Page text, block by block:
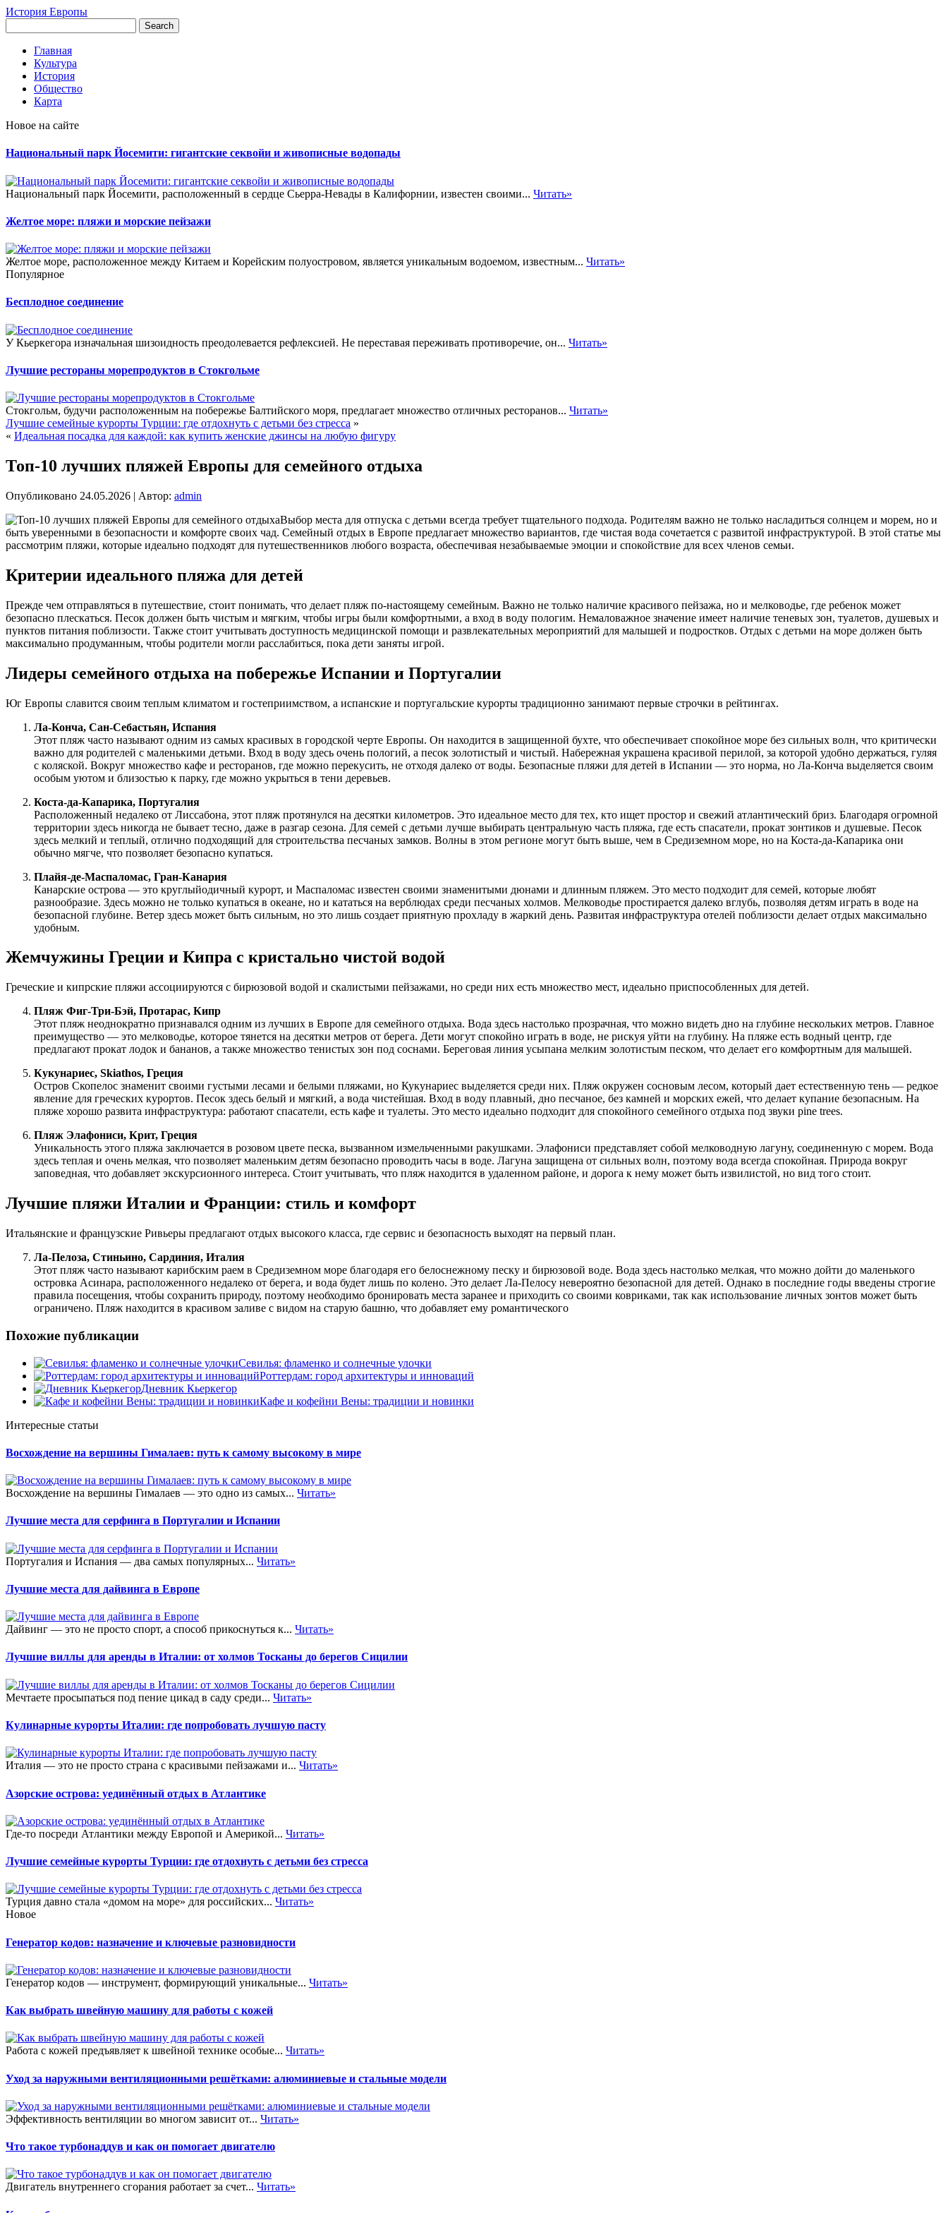
История Европы
Главная
Культура
История
Общество
Карта
Новое на сайте
Национальный парк Йосемити: гигантские секвойи и живописные водопады
Национальный парк Йосемити, расположенный в сердце Сьерра-Невады в Калифорнии, известен своими... Читать»
Желтое море: пляжи и морские пейзажи
Желтое море, расположенное между Китаем и Корейским полуостровом, является уникальным водоемом, известным... Читать»
Популярное
Бесплодное соединение
У Кьеркегора изначальная шизоидность преодолевается рефлексией. Не переставая переживать противоречие, он... Читать»
Лучшие рестораны морепродуктов в Стокгольме
Стокгольм, будучи расположенным на побережье Балтийского моря, предлагает множество отличных ресторанов... Читать»
Лучшие семейные курорты Турции: где отдохнуть с детьми без стресса »
« Идеальная посадка для каждой: как купить женские джинсы на любую фигуру
Топ-10 лучших пляжей Европы для семейного отдыха
Опубликовано 24.05.2026 | Автор: admin
Выбор места для отпуска с детьми всегда требует тщательного подхода. Родителям важно не только насладиться солнцем и морем, но и
быть уверенными в безопасности и комфорте своих чад. Семейный отдых в Европе предлагает множество вариантов, где чистая вода сочетается с развитой инфраструктурой. В этой статье мы
рассмотрим пляжи, которые идеально подходят для путешественников любого возраста, обеспечивая незабываемые эмоции и спокойствие для всех членов семьи.
Критерии идеального пляжа для детей
Прежде чем отправляться в путешествие, стоит понимать, что делает пляж по-настоящему семейным. Важно не только наличие красивого пейзажа, но и мелководье, где ребенок может
безопасно плескаться. Песок должен быть чистым и мягким, чтобы игры были комфортными, а вход в воду пологим. Немаловажное значение имеет наличие теневых зон, туалетов, душевых и
пунктов питания поблизости. Также стоит учитывать доступность медицинской помощи и развлекательных мероприятий для малышей и подростков. Отдых с детьми на море должен быть
максимально продуманным, чтобы родители могли расслабиться, пока дети заняты игрой.
Лидеры семейного отдыха на побережье Испании и Португалии
Юг Европы славится своим теплым климатом и гостеприимством, а испанские и португальские курорты традиционно занимают первые строчки в рейтингах.
Ла-Конча, Сан-Себастьян, Испания
Этот пляж часто называют одним из самых красивых в городской черте Европы. Он находится в защищенной бухте, что обеспечивает спокойное море без сильных волн, что критически
важно для родителей с маленькими детьми. Вход в воду здесь очень пологий, а песок золотистый и чистый. Набережная украшена красивой перилой, за которой удобно держаться, гуляя
с коляской. Вокруг множество кафе и ресторанов, где можно перекусить, не отходя далеко от воды. Безопасные пляжи для детей в Испании — это норма, но Ла-Конча выделяется своим
особым уютом и близостью к парку, где можно укрыться в тени деревьев.
Коста-да-Капарика, Португалия
Расположенный недалеко от Лиссабона, этот пляж протянулся на десятки километров. Это идеальное место для тех, кто ищет простор и свежий атлантический бриз. Благодаря огромной
территории здесь никогда не бывает тесно, даже в разгар сезона. Для семей с детьми лучше выбирать центральную часть пляжа, где есть спасатели, прокат зонтиков и душевые. Песок
здесь мелкий и теплый, отлично подходящий для строительства песчаных замков. Волны в этом регионе могут быть выше, чем в Средиземном море, но на Коста-да-Капарика они
обычно мягче, что позволяет безопасно купаться.
Плайя-де-Маспаломас, Гран-Канария
Канарские острова — это круглыйодичный курорт, и Маспаломас известен своими знаменитыми дюнами и длинным пляжем. Это место подходит для семей, которые любят
разнообразие. Здесь можно не только купаться в океане, но и кататься на верблюдах среди песчаных холмов. Мелководье простирается далеко вглубь, позволяя детям играть в воде на
безопасной глубине. Ветер здесь может быть сильным, но это лишь создает приятную прохладу в жаркий день. Развитая инфраструктура отелей поблизости делает отдых максимально
удобным.
Жемчужины Греции и Кипра с кристально чистой водой
Греческие и кипрские пляжи ассоциируются с бирюзовой водой и скалистыми пейзажами, но среди них есть множество мест, идеально приспособленных для детей.
Пляж Фиг-Три-Бэй, Протарас, Кипр
Этот пляж неоднократно признавался одним из лучших в Европе для семейного отдыха. Вода здесь настолько прозрачная, что можно видеть дно на глубине нескольких метров. Главное
преимущество — это мелководье, которое тянется на десятки метров от берега. Дети могут спокойно играть в воде, не рискуя уйти на глубину. На пляже есть водный центр, где
предлагают прокат лодок и бананов, а также множество тенистых зон под соснами. Береговая линия усыпана мелким золотистым песком, что делает его комфортным для малышей.
Кукунариес, Skiathos, Греция
Остров Скопелос знаменит своими густыми лесами и белыми пляжами, но Кукунариес выделяется среди них. Пляж окружен сосновым лесом, который дает естественную тень — редкое
явление для греческих курортов. Песок здесь белый и мягкий, а вода чистейшая. Вход в воду плавный, дно песчаное, без камней и морских ежей, что делает купание безопасным. На
пляже хорошо развита инфраструктура: работают спасатели, есть кафе и туалеты. Это место идеально подходит для спокойного семейного отдыха под звуки pine trees.
Пляж Элафониси, Крит, Греция
Уникальность этого пляжа заключается в розовом цвете песка, вызванном измельченными ракушками. Элафониси представляет собой мелководную лагуну, соединенную с морем. Вода
здесь теплая и очень мелкая, что позволяет маленьким детям безопасно проводить часы в воде. Лагуна защищена от сильных волн, поэтому вода всегда спокойная. Природа вокруг
заповедная, что добавляет экскурсионного интереса. Стоит учитывать, что пляж находится в удаленном районе, и дорога к нему может быть извилистой, но вид того стоит.
Лучшие пляжи Италии и Франции: стиль и комфорт
Итальянские и французские Ривьеры предлагают отдых высокого класса, где сервис и безопасность выходят на первый план.
Ла-Пелоза, Стиньино, Сардиния, Италия
Этот пляж часто называют карибским раем в Средиземном море благодаря его белоснежному песку и бирюзовой воде. Вода здесь настолько мелкая, что можно дойти до маленького
островка Асинара, расположенного недалеко от берега, и вода будет лишь по колено. Это делает Ла-Пелосу невероятно безопасной для детей. Однако в последние годы введены строгие
правила посещения, чтобы сохранить природу, поэтому необходимо бронировать места заранее и приходить со своими ковриками, так как использование личных зонтов может быть
ограничено. Пляж находится в красивом заливе с видом на старую башню, что добавляет ему романтического
Похожие публикации
Севилья: фламенко и солнечные улочки
Роттердам: город архитектуры и инноваций
Дневник Кьеркегор
Кафе и кофейни Вены: традиции и новинки
Интересные статьи
Восхождение на вершины Гималаев: путь к самому высокому в мире
Восхождение на вершины Гималаев — это одно из самых... Читать»
Лучшие места для серфинга в Португалии и Испании
Португалия и Испания — два самых популярных... Читать»
Лучшие места для дайвинга в Европе
Дайвинг — это не просто спорт, а способ прикоснуться к... Читать»
Лучшие виллы для аренды в Италии: от холмов Тосканы до берегов Сицилии
Мечтаете просыпаться под пение цикад в саду среди... Читать»
Кулинарные курорты Италии: где попробовать лучшую пасту
Италия — это не просто страна с красивыми пейзажами и... Читать»
Азорские острова: уединённый отдых в Атлантике
Где-то посреди Атлантики между Европой и Америкой... Читать»
Лучшие семейные курорты Турции: где отдохнуть с детьми без стресса
Турция давно стала «домом на море» для российских... Читать»
Новое
Генератор кодов: назначение и ключевые разновидности
Генератор кодов — инструмент, формирующий уникальные... Читать»
Как выбрать швейную машину для работы с кожей
Работа с кожей предъявляет к швейной технике особые... Читать»
Уход за наружными вентиляционными решётками: алюминиевые и стальные модели
Эффективность вентиляции во многом зависит от... Читать»
Что такое турбонаддув и как он помогает двигателю
Двигатель внутреннего сгорания работает за счет... Читать»